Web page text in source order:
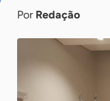
Por Redação